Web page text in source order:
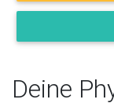
Deine